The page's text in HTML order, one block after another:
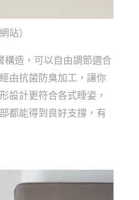
站）
構造，可以自由調節適合
由抗菌防臭加工，讓你
設計更符合各式睡姿，
都能得到良好支撐，有